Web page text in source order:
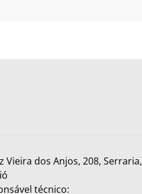
Vieira dos Anjos, 208, Serraria,
técnico: